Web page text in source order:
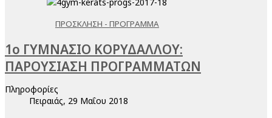
ΠΡΟΣΚΛΗΣΗ - ΠΡΟΓΡΑΜΜΑ
1ο ΓΥΜΝΑΣΙΟ ΚΟΡΥΔΑΛΛΟΥ:
ΠΑΡΟΥΣΙΑΣΗ ΠΡΟΓΡΑΜΜΑΤΩΝ
Πληροφορίες
Πειραιάς, 29 Μαΐου 2018